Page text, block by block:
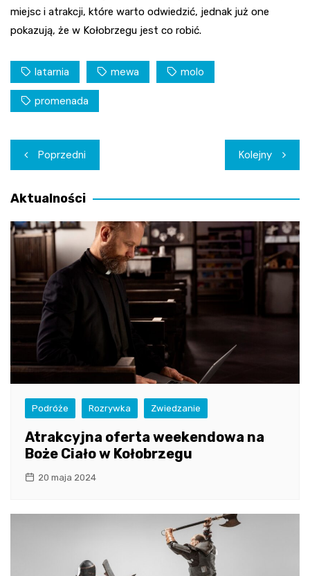
miejsc i atrakcji, które warto odwiedzić, jednak już one
pokazują, że w Kołobrzegu jest co robić.
latarnia mewa molo
promenada
Nawigacja
wpisu
Poprzedni Kolejny
Aktualności
Podróże Rozrywka Zwiedzanie
Atrakcyjna oferta weekendowa na
Boże Ciało w Kołobrzegu
20 maja 2024